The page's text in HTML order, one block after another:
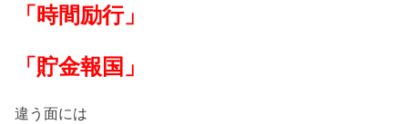
「時間励行」
「貯金報国」
違う面には